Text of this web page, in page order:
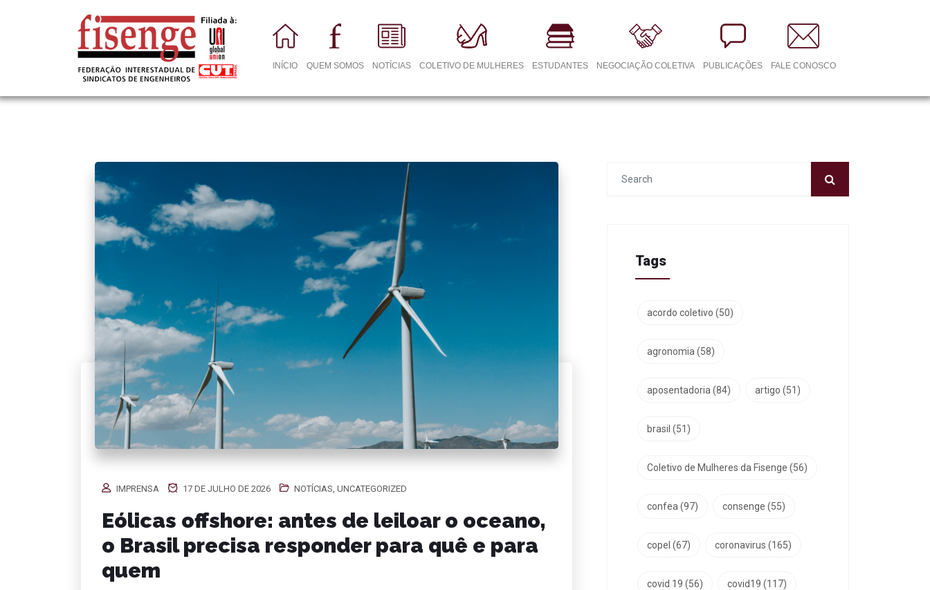
INÍCIO QUEM SOMOS NOTÍCIAS COLETIVO DE MULHERES ESTUDANTES NEGOCIAÇÃO COLETIVA PUBLICAÇÕES FALE CONOSCO
IMPRENSA 17 DE JULHO DE 2026 NOTÍCIAS, UNCATEGORIZED
Eólicas offshore: antes de leiloar o oceano,
o Brasil precisa responder para quê e para
quem
Tags
acordo coletivo (50)
agronomia (58)
aposentadoria (84) artigo (51)
brasil (51)
Coletivo de Mulheres da Fisenge (56)
confea (97) consenge (55)
copel (67) coronavirus (165)
covid 19 (56) covid19 (117)